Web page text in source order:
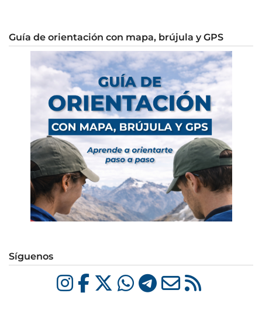
Guía de orientación con mapa, brújula y GPS
Síguenos